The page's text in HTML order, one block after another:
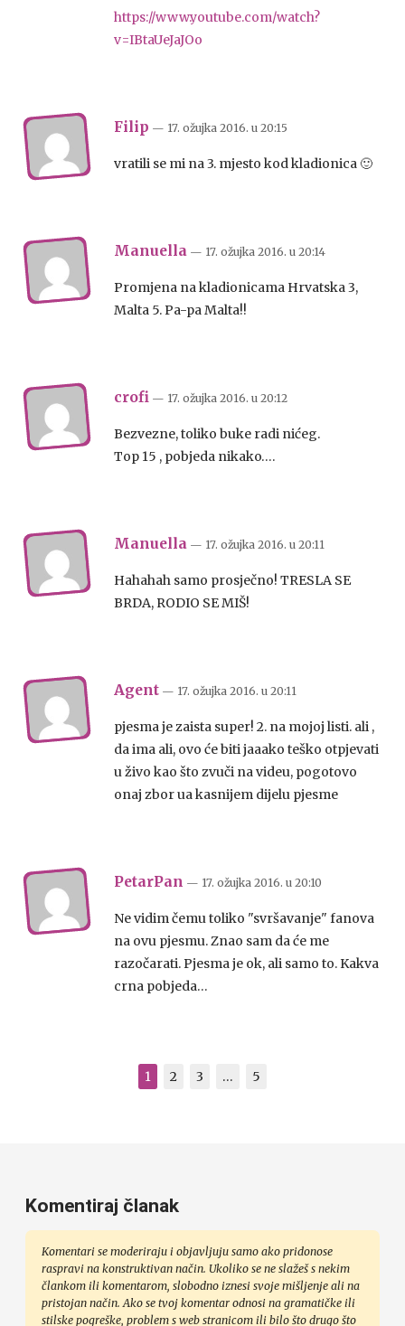
https://www.youtube.com/watch?
v=IBtaUeJaJOo
Filip — 17. ožujka 2016. u 20:15
vratili se mi na 3. mjesto kod kladionica 🙂
Manuella — 17. ožujka 2016. u 20:14
Promjena na kladionicama Hrvatska 3,
Malta 5. Pa-pa Malta!!
crofi — 17. ožujka 2016. u 20:12
Bezvezne, toliko buke radi nićeg.
Top 15 , pobjeda nikako….
Manuella — 17. ožujka 2016. u 20:11
Hahahah samo prosječno! TRESLA SE
BRDA, RODIO SE MIŠ!
Agent — 17. ožujka 2016. u 20:11
pjesma je zaista super! 2. na mojoj listi. ali ,
da ima ali, ovo će biti jaaako teško otpjevati
u živo kao što zvuči na videu, pogotovo
onaj zbor ua kasnijem dijelu pjesme
PetarPan — 17. ožujka 2016. u 20:10
Ne vidim čemu toliko "svršavanje" fanova
na ovu pjesmu. Znao sam da će me
razočarati. Pjesma je ok, ali samo to. Kakva
crna pobjeda…
1 2 3 … 5
Komentiraj članak
Komentari se moderiraju i objavljuju samo ako pridonose
raspravi na konstruktivan način. Ukoliko se ne slažeš s nekim
člankom ili komentarom, slobodno iznesi svoje mišljenje ali na
pristojan način. Ako se tvoj komentar odnosi na gramatičke ili
stilske pogreške, problem s web stranicom ili bilo što drugo što